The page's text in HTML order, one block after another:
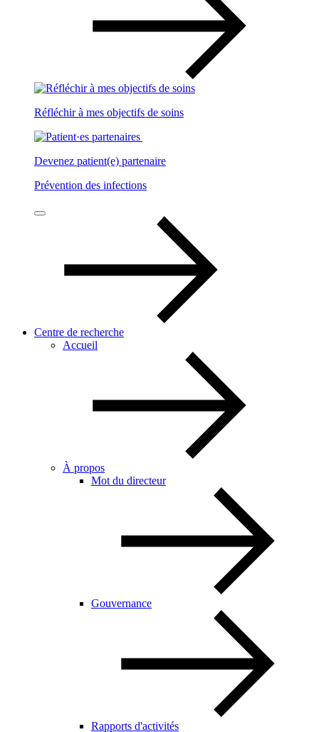
Réfléchir à mes objectifs de soins
Devenez patient(e) partenaire
Prévention des infections
Centre de recherche
Accueil
À propos
Mot du directeur
Gouvernance
Rapports d'activités